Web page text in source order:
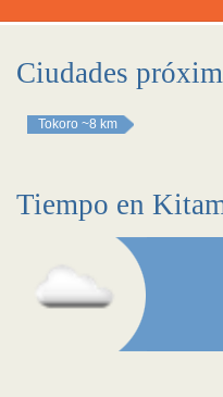
Ciudades
Tokoro ~8 km
Tiempo en